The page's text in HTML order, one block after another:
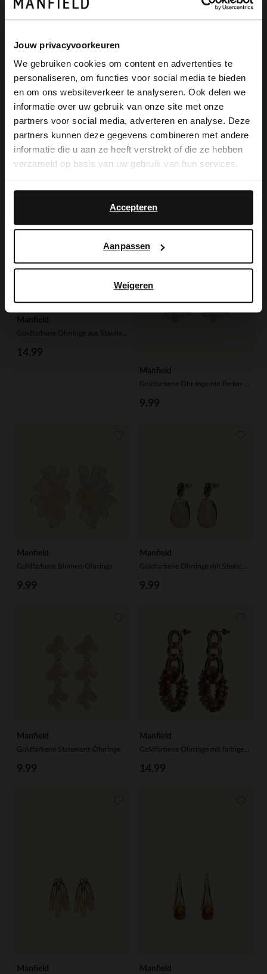
Jouw privacyvoorkeuren
We gebruiken cookies om content en advertenties te
personaliseren, om functies voor social media te bieden
en om ons websiteverkeer te analyseren. Ook delen we
informatie over uw gebruik van onze site met onze
partners voor social media, adverteren en analyse. Deze
partners kunnen deze gegevens combineren met andere
informatie die u aan ze heeft verstrekt of die ze hebben
verzameld op basis van uw gebruik van hun services.
Accepteren
Aanpassen
Weigeren
Manfield
Goldfarbene Blumen-Ohrringe
14.99
Manfield
Goldfarbene Ohrringe mit Steinchen
14.99
Manfield
14.99
Manfield
9.99
Manfield
Goldfarbene Blumen-Ohrringe
9.99
Manfield
9.99
Manfield
Goldfarbene Statement-Ohrringe
9.99
Manfield
14.99
Manfield Manfield
×
View this website in English?
It looks like your language isn't Dutch. Would
you like to switch to English?
English